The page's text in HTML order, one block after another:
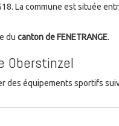
La commune est située
du canton de FENETRANGE.
Oberstinzel
des équipements sportifs